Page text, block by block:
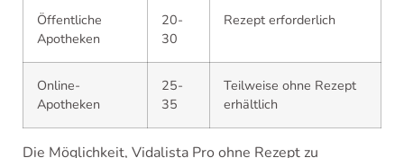
Öffentliche
Apotheken
20-
30
Rezept erforderlich
Online-
Apotheken
25-
35
Teilweise ohne Rezept
erhältlich
Die Möglichkeit, Vidalista Pro ohne Rezept zu